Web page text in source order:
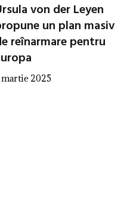
von der Leyen
un plan masiv
reînarmare pentru
martie 2025